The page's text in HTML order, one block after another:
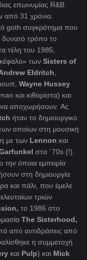
επωνυμίας R&B
από 31 χρόνια.
goth συγκρότημα που
δυνατό τρόπο το
τέλη του 1985,
των Sisters of
ndrew Eldritch,
Wayne Hussey
και κιθαρίστα) και
αποχωρήσουν. Ας
ήταν το δημιουργικό
οποίων στη μουσική
με των Lennon και
στα ΄70s (!).
την όποια εμπειρία
στη δημιουργία
και πάλι, που έμελε
τριών
, το 1986 στο
The Sisterhood,
από αντιδράσεις από
η συμμετοχή
και Pulp) και Mick